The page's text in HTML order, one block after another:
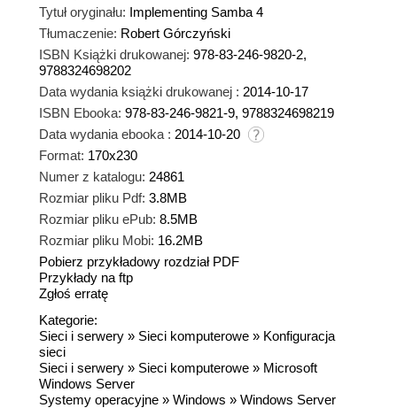
Tytuł oryginału: Implementing Samba 4
Tłumaczenie: Robert Górczyński
ISBN Książki drukowanej: 978-83-246-9820-2,
9788324698202
Data wydania książki drukowanej : 2014-10-17
ISBN Ebooka: 978-83-246-9821-9, 9788324698219
Data wydania ebooka : 2014-10-20
Format: 170x230
Numer z katalogu: 24861
Rozmiar pliku Pdf: 3.8MB
Rozmiar pliku ePub: 8.5MB
Rozmiar pliku Mobi: 16.2MB
Pobierz przykładowy rozdział PDF
Przykłady na ftp
Zgłoś erratę
Kategorie:
Sieci i serwery » Sieci komputerowe » Konfiguracja
sieci
Sieci i serwery » Sieci komputerowe » Microsoft
Windows Server
Systemy operacyjne » Windows » Windows Server